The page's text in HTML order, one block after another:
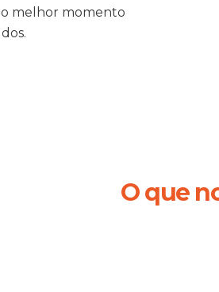
melhor momento
O que